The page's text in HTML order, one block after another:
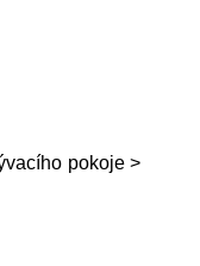
pokoje >